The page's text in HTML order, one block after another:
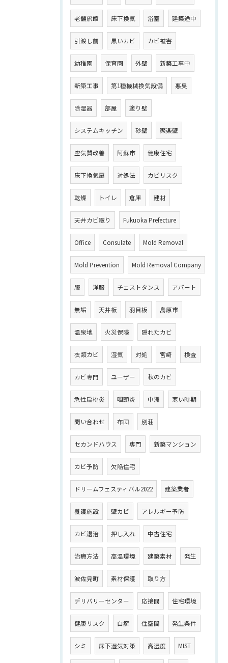
老舗旅館 床下換気 浴室 建築途中
引渡し前 黒いカビ カビ被害
幼稚園 保育園 外壁 新築工事中
新築工事 第1種機械換気設備 悪臭
除湿器 部屋 塗り壁
システムキッチン 砂壁 聚楽壁
空気質改善 阿蘇市 健康住宅
床下換気扇 対処法 カビリスク
乾燥 トイレ 倉庫 建材
天井カビ取り Fukuoka Prefecture
Office Consulate Mold Removal
Mold Prevention Mold Removal Company
服 洋服 チェストタンス アパート
無垢 天井板 羽目板 島原市
温泉地 火災保険 隠れたカビ
衣類カビ 湿気 対処 宮崎 検査
カビ専門 ユーザー 秋のカビ
急性扁桃炎 咽頭炎 中洲 寒い時期
問い合わせ 布団 別荘
セカンドハウス 専門 新築マンション
カビ予防 欠陥住宅
ドリームフェスティバル2022 建築業者
養護施設 壁カビ アレルギー予防
カビ退治 押し入れ 中古住宅
治療方法 高温環境 建築素材 発生
波佐見町 素材保護 取り方
デリバリーセンター 応接間 住宅環境
健康リスク 白癬 住空間 発生条件
シミ 床下湿気対策 高湿度 MIST